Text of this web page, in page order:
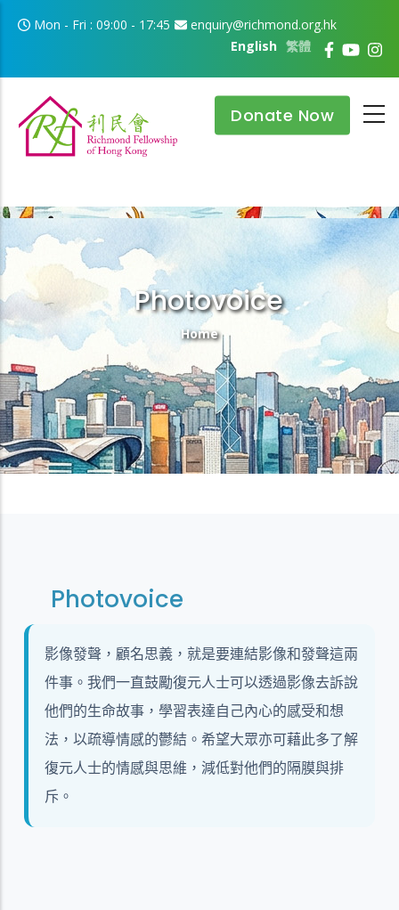
Skip to main content
Mon - Fri : 09:00 - 17:45
enquiry@richmond.org.hk
繁體
English
Donate Now
Photovoice
Breadcrumb
Home
Photovoice
影像發聲，顧名思義，就是要連結影像和發聲這兩
件事。我們一直鼓勵復元人士可以透過影像去訴說
他們的生命故事，學習表達自己內心的感受和想
法，以疏導情感的鬱結。希望大眾亦可藉此多了解
復元人士的情感與思維，減低對他們的隔膜與排
斥。